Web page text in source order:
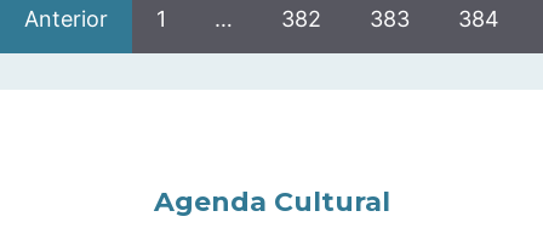
Anterior 1 … 382 383 384
Agenda Cultural